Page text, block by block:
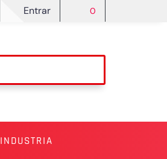
Entrar 0
INDUSTRIA